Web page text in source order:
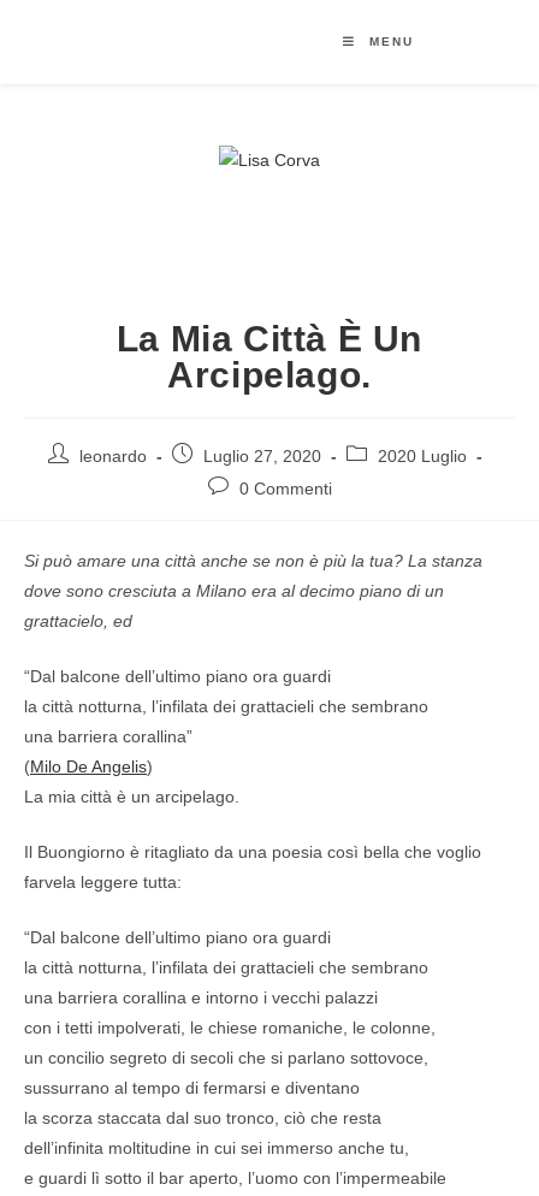
MENU
La Mia Città È Un
Arcipelago.
leonardo Luglio 27, 2020
2020 Luglio
0 Commenti
Si può amare una città anche se non è più la tua? La stanza
dove sono cresciuta a Milano era al decimo piano di un
grattacielo, ed
“Dal balcone dell’ultimo piano ora guardi
la città notturna, l’infilata dei grattacieli che sembrano
una barriera corallina”
(Milo De Angelis)
La mia città è un arcipelago.
Il Buongiorno è ritagliato da una poesia così bella che voglio
farvela leggere tutta:
“Dal balcone dell’ultimo piano ora guardi
la città notturna, l’infilata dei grattacieli che sembrano
una barriera corallina e intorno i vecchi palazzi
con i tetti impolverati, le chiese romaniche, le colonne,
un concilio segreto di secoli che si parlano sottovoce,
sussurrano al tempo di fermarsi e diventano
la scorza staccata dal suo tronco, ciò che resta
dell’infinita moltitudine in cui sei immerso anche tu,
e guardi lì sotto il bar aperto, l’uomo con l’impermeabile